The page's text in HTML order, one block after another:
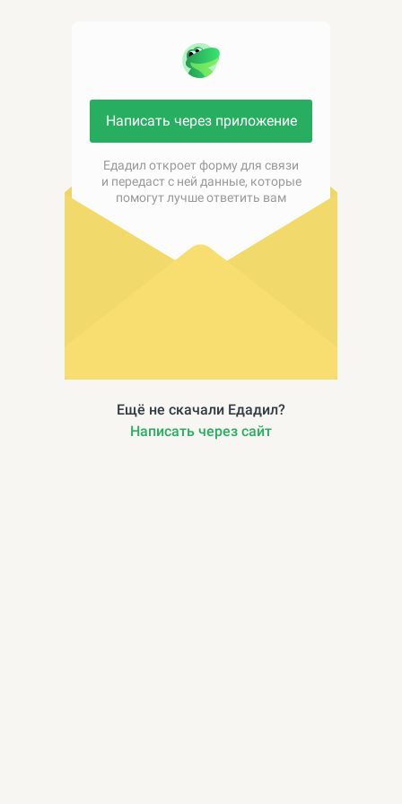
Написать через приложение
Едадил откроет форму для связи
и передаст с ней данные, которые
помогут лучше ответить вам
Ещё не скачали Едадил?
Написать через сайт